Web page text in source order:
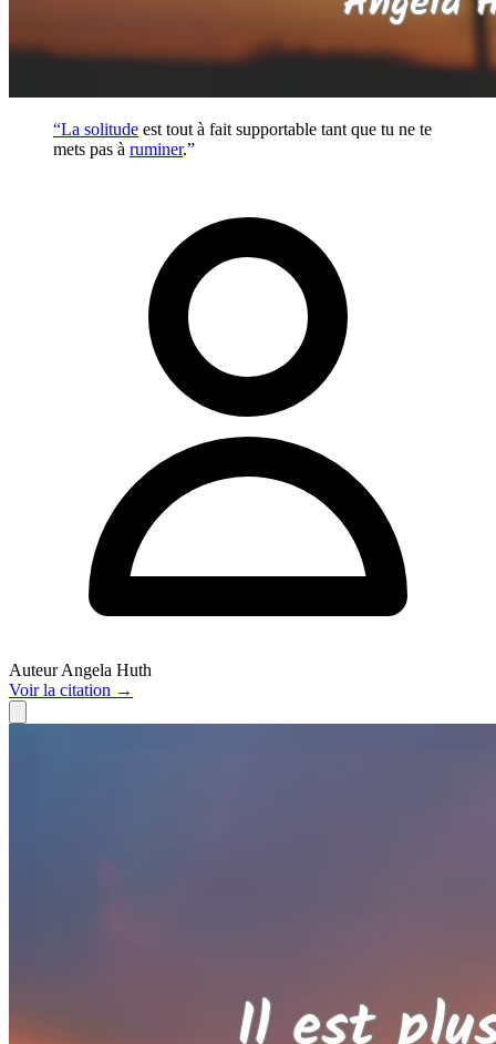
“La solitude est tout à fait supportable tant que tu ne te
mets pas à ruminer.”
Auteur Angela Huth
Voirla citation →